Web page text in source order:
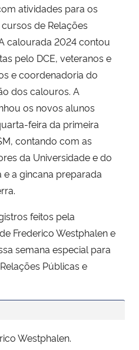
atividades para os
de Relações
calourada 2024 contou
pelo DCE, veteranos e
e coordenadoria do
dos calouros. A
os novos alunos
feira da primeira
contando com as
da Universidade e do
a gincana preparada
feitos pela
Frederico Westphalen e
semana especial para
Públicas e
Westphalen.